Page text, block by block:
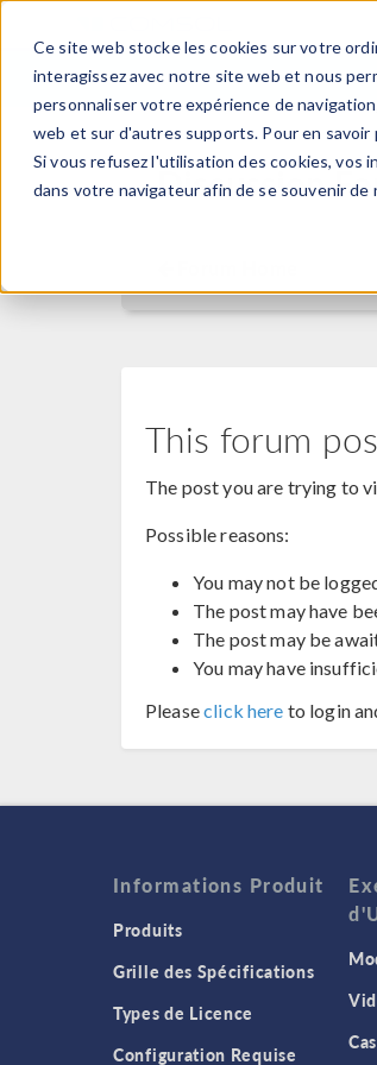
Ce site web stocke les cookies sur votre
interagissez avec notre site web et nous
personnaliser votre expérience de
web et sur d'autres supports. Pour en
Si vous refusez l'utilisation des cookies, vos
dans votre navigateur afin de se souvenir de
Discussion
This forum
The post you are trying to
Possible reasons:
You may not be
The post may have
The post may be
You may have
Pleaseclick here to login
Informations Produit
Produits
Grille des Spécifications
Types de Licence
Configuration Requise